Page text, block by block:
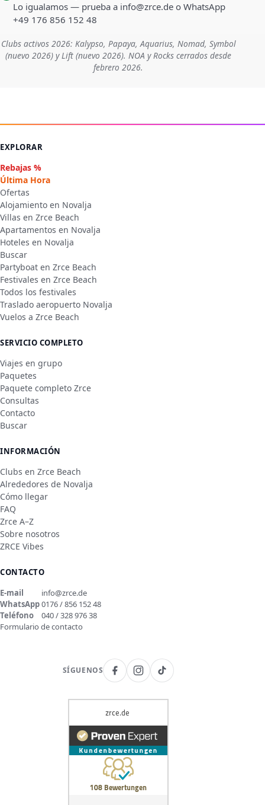
Lo igualamos — prueba a info@zrce.de o WhatsApp
+49 176 856 152 48
Clubs activos 2026: Kalypso, Papaya, Aquarius, Nomad, Symbol
(nuevo 2026) y Lift (nuevo 2026). NOA y Rocks cerrados desde
febrero 2026.
EXPLORAR
Rebajas %
Última Hora
Ofertas
Alojamiento en Novalja
Villas en Zrce Beach
Apartamentos en Novalja
Hoteles en Novalja
Buscar
Partyboat en Zrce Beach
Festivales en Zrce Beach
Todos los festivales
Traslado aeropuerto Novalja
Vuelos a Zrce Beach
SERVICIO COMPLETO
Viajes en grupo
Paquetes
Paquete completo Zrce
Consultas
Contacto
Buscar
INFORMACIÓN
Clubs en Zrce Beach
Alrededores de Novalja
Cómo llegar
FAQ
Zrce A–Z
Sobre nosotros
ZRCE Vibes
CONTACTO
E-mail
info@zrce.de
WhatsApp0176 / 856 152 48
Teléfono
040 / 328 976 38
Formulario de contacto
SÍGUENOS